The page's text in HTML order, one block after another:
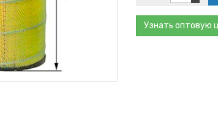
Узнать оптовую